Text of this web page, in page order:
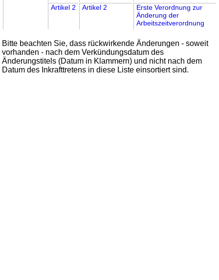
Artikel 2 Artikel 2
Erste Verordnung zur
Änderung der
Arbeitszeitverordnung
Bitte beachten Sie, dass rückwirkende Änderungen - soweit
vorhanden - nach dem Verkündungsdatum des
Änderungstitels (Datum in Klammern) und nicht nach dem
Datum des Inkrafttretens in diese Liste einsortiert sind.